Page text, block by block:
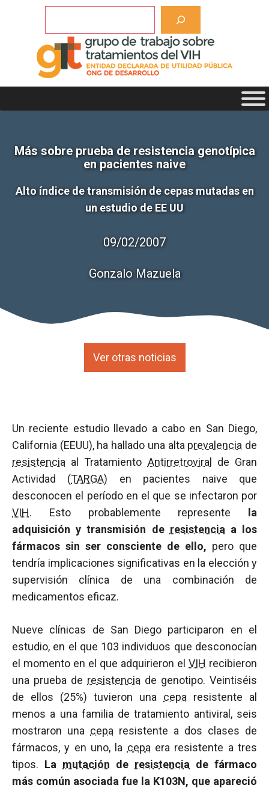
Más sobre prueba de resistencia genotípica
en pacientes naive
Alto índice de transmisión de cepas mutadas en
un estudio de EE UU
09/02/2007
Gonzalo Mazuela
Ver otras noticias
Un reciente estudio llevado a cabo en San Diego,
California (EEUU), ha hallado una alta prevalencia de
resistencia al Tratamiento Antirretroviral
de Gran
Actividad (TARGA) en pacientes naive que
desconocen el período en el que se infectaron por
VIH. Esto probablemente represente
la
adquisición y transmisión de resistencia a los
fármacos sin ser consciente de ello, pero que
tendría implicaciones significativas en la elección y
supervisión clínica de una combinación de
medicamentos eficaz.
Nueve clínicas de San Diego participaron en el
estudio, en el que 103 individuos que desconocían
el momento en el que adquirieron el VIH recibieron
una prueba de resistencia de genotipo. Veintiséis
de ellos (25%) tuvieron una cepa resistente al
menos a una familia de tratamiento antiviral, seis
mostraron una cepa resistente a dos clases de
fármacos, y en uno, la cepa era resistente a tres
tipos. La mutación de resistencia de fármaco
más común asociada fue la K103N, que apareció